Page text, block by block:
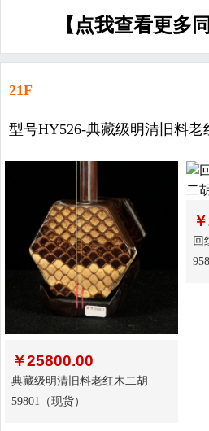
【点我查看更多
21F
型号HY526-典藏级明清旧料老
￥25800.00
典藏级明清旧料老红木二胡
59801（现货）
￥
回